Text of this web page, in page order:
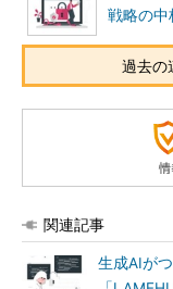
戦略の中
過去の
関連記事
生成AIが